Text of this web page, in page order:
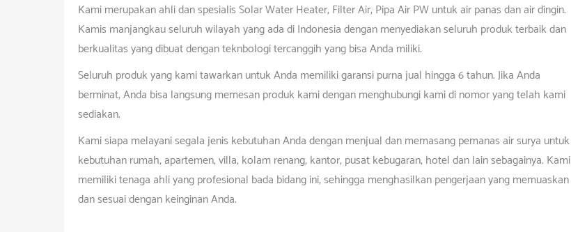
Kami merupakan ahli dan spesialis Solar Water Heater, Filter Air, Pipa Air PW untuk air panas dan air dingin.
Kamis manjangkau seluruh wilayah yang ada di Indonesia dengan menyediakan seluruh produk terbaik dan
berkualitas yang dibuat dengan teknbologi tercanggih yang bisa Anda miliki.
Seluruh produk yang kami tawarkan untuk Anda memiliki garansi purna jual hingga 6 tahun. Jika Anda
berminat, Anda bisa langsung memesan produk kami dengan menghubungi kami di nomor yang telah kami
sediakan.
Kami siapa melayani segala jenis kebutuhan Anda dengan menjual dan memasang pemanas air surya untuk
kebutuhan rumah, apartemen, villa, kolam renang, kantor, pusat kebugaran, hotel dan lain sebagainya. Kami
memiliki tenaga ahli yang profesional bada bidang ini, sehingga menghasilkan pengerjaan yang memuaskan
dan sesuai dengan keinginan Anda.